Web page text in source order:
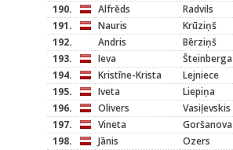
190.
Alfrēds
Radvils
191.
Nauris Krūziņš
192.
Andris
Bērziņš
193.
Ieva Šteinberga
194.
Kristīne-Krista Lejniece
195.
Iveta Liepiņa
196.
Olivers Vasiļevskis
197.
Vineta
Goršanova
198.
Jānis
Ozers